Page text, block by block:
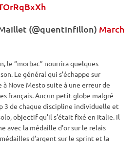
(@quentinfillon) March
le “morbac” nourrira quelques
Le général qui s’échappe sur
Nove Mesto suite à une erreur de
français. Aucun petit globe malgré
3 de chaque discipline individuelle et
objectif qu’il s’était fixé en Italie. Il
avec la médaille d’or sur le relais
d’argent sur le sprint et la